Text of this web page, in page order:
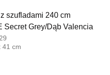
szufladami 240 cm
Secret Grey/Dąb Valencia
41 cm